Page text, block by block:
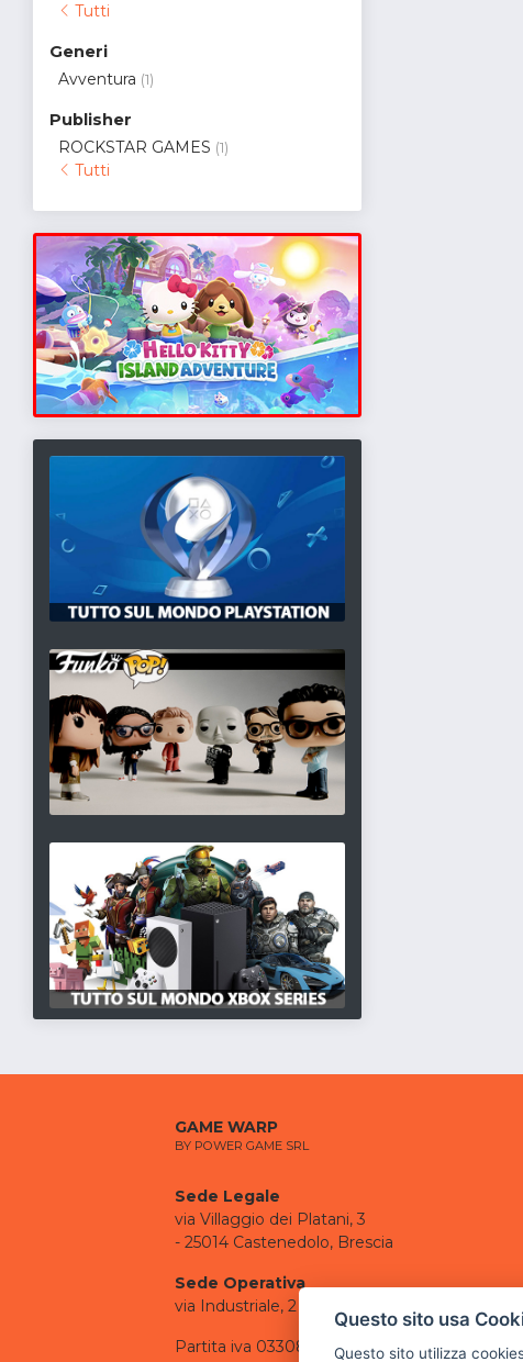
Tutti
Generi
Avventura (1)
Publisher
ROCKSTAR GAMES (1)
Tutti
GAME WARP
BY POWER GAME SRL
Sede Legale
via Villaggio dei Platani, 3
- 25014 Castenedolo, Brescia
Sede Operativa
via Industriale, 2 - 25082 Botticino, BS
Partita iva 03308130982
Questo sito usa
Questo sito utilizza